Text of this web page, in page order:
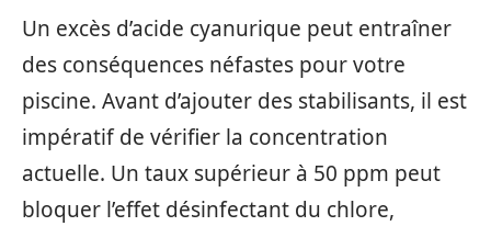
Un excès d’acide cyanurique peut entraîner
des conséquences néfastes pour votre
piscine. Avant d’ajouter des stabilisants, il est
impératif de vérifier la concentration
actuelle. Un taux supérieur à 50 ppm peut
bloquer l’effet désinfectant du chlore,